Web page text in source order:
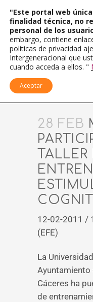
28 FEB
TALLER
12-02-2011 /
(EFE)
La
Cáceres ha
de
"Este portal web
finalidad técnica, no
personal de los
embargo, contiene
políticas de privacidad
Intergeneracional que
cuando acceda a ellos. "
Aceptar